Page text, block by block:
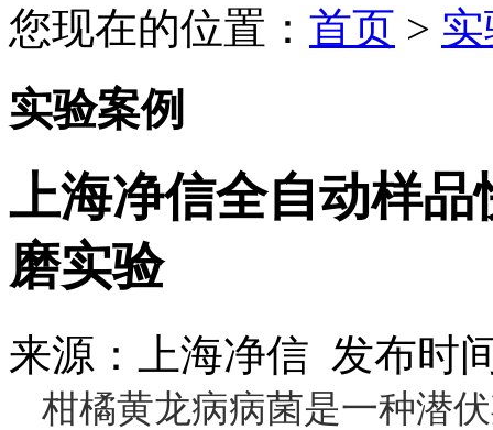
您现在的位置： 首页 >
实验案例
上海净信全自动样
磨实验
来源：上海净信 发布时
柑橘黄龙病病菌是一种潜